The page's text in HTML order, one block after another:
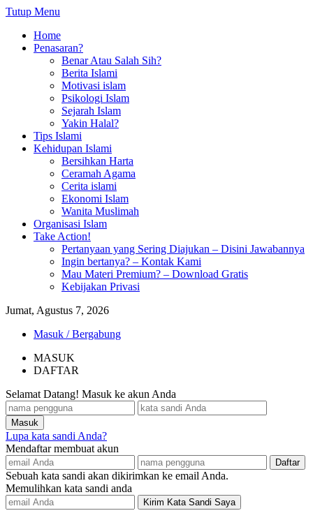
Tutup Menu
Home
Penasaran?
Benar Atau Salah Sih?
Berita Islami
Motivasi islam
Psikologi Islam
Sejarah Islam
Yakin Halal?
Tips Islami
Kehidupan Islami
Bersihkan Harta
Ceramah Agama
Cerita islami
Ekonomi Islam
Wanita Muslimah
Organisasi Islam
Take Action!
Pertanyaan yang Sering Diajukan – Disini Jawabannya
Ingin bertanya? – Kontak Kami
Mau Materi Premium? – Download Gratis
Kebijakan Privasi
Jumat, Agustus 7, 2026
Masuk / Bergabung
MASUK
DAFTAR
Selamat Datang! Masuk ke akun Anda
Lupa kata sandi Anda?
Mendaftar membuat akun
Sebuah kata sandi akan dikirimkan ke email Anda.
Memulihkan kata sandi anda